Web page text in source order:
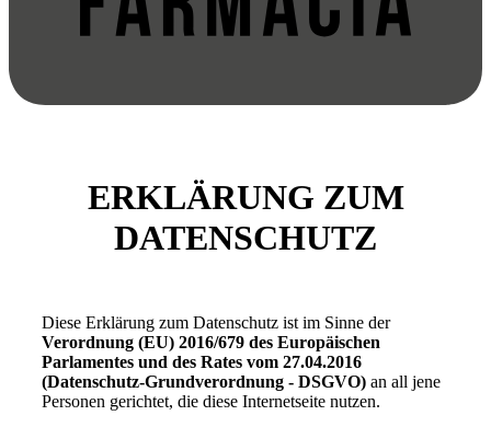
ERKLÄRUNG ZUM
DATENSCHUTZ
Diese Erklärung zum Datenschutz ist im Sinne der
Verordnung (EU) 2016/679 des Europäischen
Parlamentes und des Rates vom 27.04.2016
(Datenschutz-Grundverordnung - DSGVO) an all jene
Personen gerichtet, die diese Internetseite nutzen.